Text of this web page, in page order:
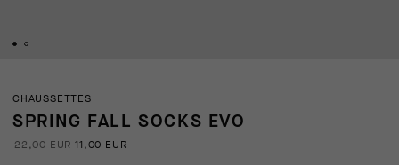
CHAUSSETTES
SPRING FALL SOCKS EVO
22,00 EUR 11,00 EUR